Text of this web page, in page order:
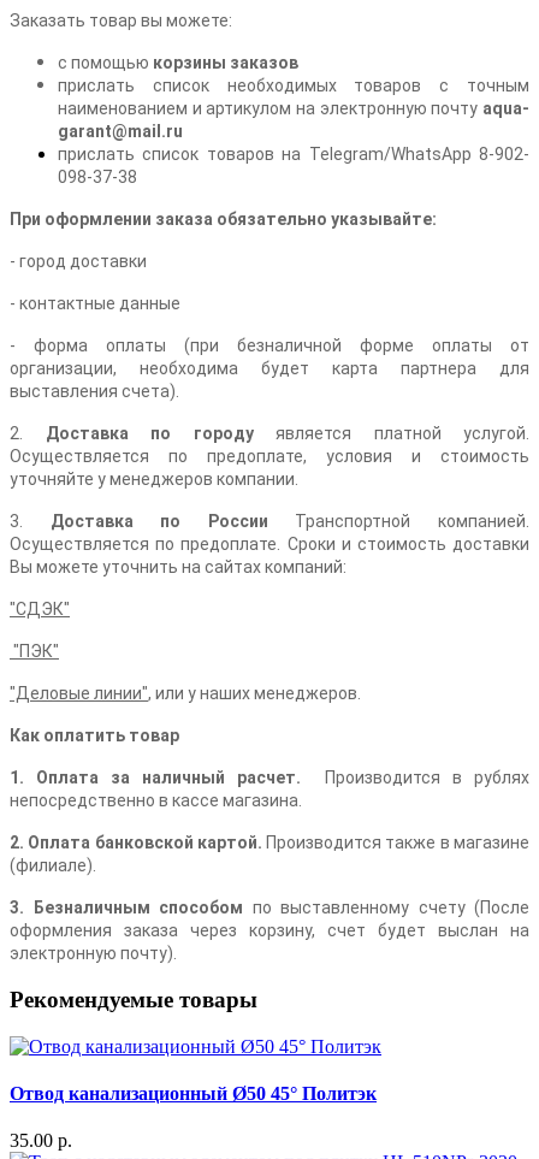
Заказать товар вы можете:
с помощью корзины заказов
прислать список необходимых товаров с точным
наименованием и артикулом на электронную почту aqua-
garant@mail.ru
прислать список товаров на Telegram/WhatsApp 8-902-
098-37-38
При оформлении заказа обязательно указывайте:
- город доставки
- контактные данные
- форма оплаты (при безналичной форме оплаты от
организации, необходима будет карта партнера для
выставления счета).
2. Доставка по городуявляется платной услугой.
Осуществляется по предоплате, условия и стоимость
уточняйте у менеджеров компании.
3. Доставка по России Транспортной компанией.
Осуществляется по предоплате. Сроки и стоимость доставки
Вы можете уточнить на сайтах компаний:
"СДЭК"
"ПЭК"
"Деловые линии", или у наших менеджеров.
Как оплатить товар
1. Оплата за наличный расчет. Производится в рублях
непосредственно в кассе магазина.
2. Оплата банковской картой. Производится также в магазине
(филиале).
3. Безналичным способом по выставленному счету (После
оформления заказа через корзину, счет будет выслан на
электронную почту).
Рекомендуемые товары
Отвод канализационный Ø50 45° Политэк
35.00 р.